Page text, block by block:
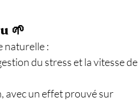
🌱
naturelle :
du stress et la vitesse de
avec un effet prouvé sur